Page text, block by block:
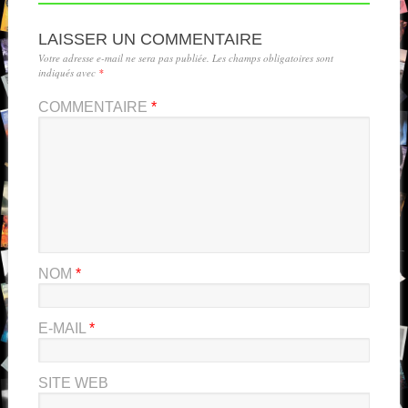
LAISSER UN COMMENTAIRE
Votre adresse e-mail ne sera pas publiée. Les champs obligatoires sont
indiqués avec *
COMMENTAIRE *
NOM *
E-MAIL *
SITE WEB